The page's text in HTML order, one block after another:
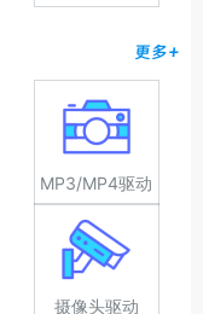
更多+
MP3/MP4驱动
摄像头驱动